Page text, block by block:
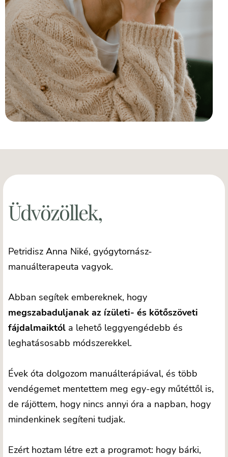
Üdvözöllek,
Petridisz Anna Niké, gyógytornász-
manuálterapeuta vagyok.
Abban segítek embereknek, hogy
megszabaduljanak az ízületi- és kötőszöveti
fájdalmaiktól a lehető leggyengédebb és
leghatásosabb módszerekkel.
Évek óta dolgozom manuálterápiával, és több
vendégemet mentettem meg egy-egy műtéttől is,
de rájöttem, hogy nincs annyi óra a napban, hogy
mindenkinek segíteni tudjak.
Ezért hoztam létre ezt a programot: hogy bárki,